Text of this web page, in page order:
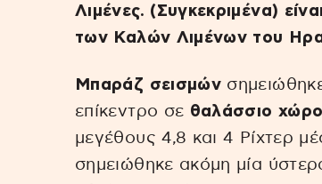
Λιμένες. (Συγκεκριμένα)
των Καλών Λιμένων του
Μπαράζ σεισμών
επίκεντρο σε θαλάσσιο χώρο
μεγέθους 4,8 και 4 Ρίχτερ
σημειώθηκε ακόμη μία